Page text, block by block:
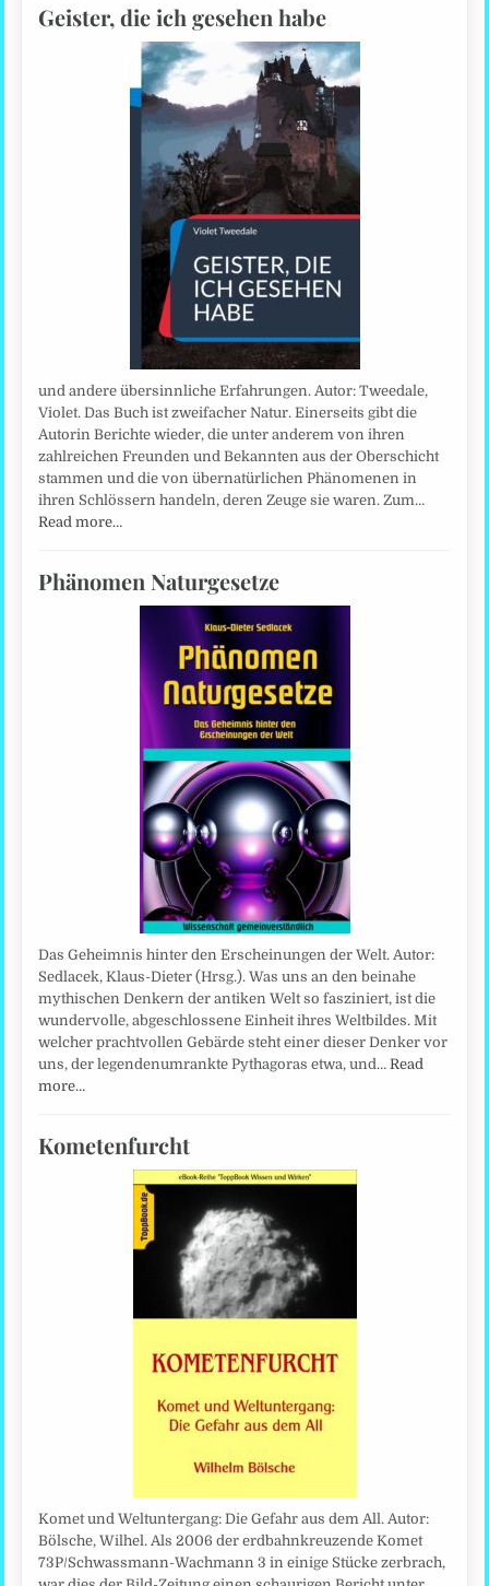
Geister, die ich gesehen habe
und andere übersinnliche Erfahrungen. Autor: Tweedale,
Violet. Das Buch ist zweifacher Natur. Einerseits gibt die
Autorin Berichte wieder, die unter anderem von ihren
zahlreichen Freunden und Bekannten aus der Oberschicht
stammen und die von übernatürlichen Phänomenen in
ihren Schlössern handeln, deren Zeuge sie waren. Zum…
Read more…
Phänomen Naturgesetze
Das Geheimnis hinter den Erscheinungen der Welt. Autor:
Sedlacek, Klaus-Dieter (Hrsg.). Was uns an den beinahe
mythischen Denkern der antiken Welt so fasziniert, ist die
wundervolle, abgeschlossene Einheit ihres Weltbildes. Mit
welcher prachtvollen Gebärde steht einer dieser Denker vor
uns, der legendenumrankte Pythagoras etwa, und…Read
more…
Kometenfurcht
Komet und Weltuntergang: Die Gefahr aus dem All. Autor:
Bölsche, Wilhel. Als 2006 der erdbahnkreuzende Komet
73P/Schwassmann-Wachmann 3 in einige Stücke zerbrach,